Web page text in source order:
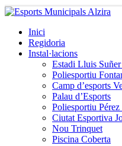
Inici
Regidoria
Instal·lacions
Estadi Lluis
Poliesportiu
Camp d’esports
Palau d’Esports
Poliesportiu Pérez
Ciutat Esportiva
Nou Trinquet
Piscina Coberta